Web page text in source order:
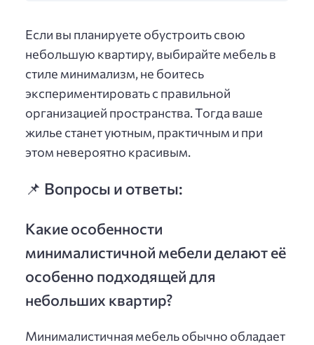
Если вы планируете обустроить свою
небольшую квартиру, выбирайте мебель в
стиле минимализм, не боитесь
экспериментировать с правильной
организацией пространства. Тогда ваше
жилье станет уютным, практичным и при
этом невероятно красивым.
📌 Вопросы и ответы:
Какие особенности
минималистичной мебели делают её
особенно подходящей для
небольших квартир?
Минималистичная мебель обычно обладает